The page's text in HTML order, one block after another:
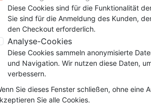
Testamente
Darby
(Religion,
Wachstum
Gemeinde
Kinder
Kinder-
Gemeinde
Ehe
Bibeln
9 Jahre
Jahre
Bibeln
Latino, Folk
Soul
Rap,
Pop,
Konferenz
Mini dé 6 prieres pour enfants -
Mini dé 6 prieres
5cm (soleil)
Artikel-Nr.EDJ72561 EAN
Artikel-Nr.
Diese Cookies sind für die Funktionalität
Sie sind für die Anmeldung des Kunden,
den Checkout erforderlich.
Analyse-Cookies
Diese Cookies sammeln anonymisierte
und Navigation. Wir nutzen diese Daten,
verbessern.
Sie dieses Fenster schließen, ohne eine
Sie alle Cookies.